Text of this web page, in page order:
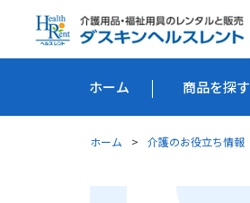
ホーム 商品を探す
ホーム 介護のお役立ち情報